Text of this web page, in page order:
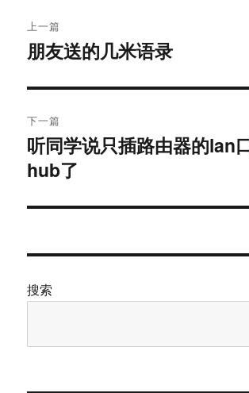
章
航
上一篇
上
文
章：
朋友送的几米语录
下一篇
下
篇
章：
听同学说只插路由器的lan
hub了
搜索